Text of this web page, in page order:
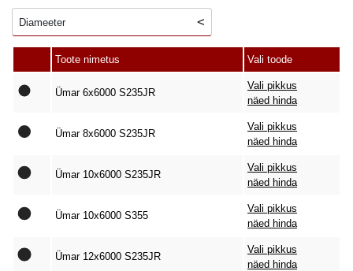
Diameeter
Toote nimetus Vali toode
Ümar 6x6000 S235JR
Vali pikkus
näed hinda
Ümar 8x6000 S235JR
Vali pikkus
näed hinda
Ümar 10x6000 S235JR
Vali pikkus
näed hinda
Ümar 10x6000 S355
Vali pikkus
näed hinda
Ümar 12x6000 S235JR
Vali pikkus
näed hinda